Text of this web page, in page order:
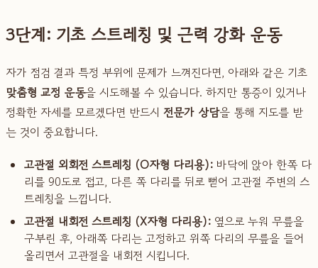
3단계: 기초 스트레칭 및 근력 강화 운동
자가 점검 결과 특정 부위에 문제가 느껴진다면, 아래와 같은 기초
맞춤형 교정 운동을 시도해볼 수 있습니다. 하지만 통증이 있거나
정확한 자세를 모르겠다면 반드시 전문가 상담을 통해 지도를 받
는 것이 중요합니다.
고관절 외회전 스트레칭 (O자형 다리용): 바닥에 앉아 한쪽 다
리를 90도로 접고, 다른 쪽 다리를 뒤로 뻗어 고관절 주변의 스
트레칭을 느낍니다.
고관절 내회전 스트레칭 (X자형 다리용): 옆으로 누워 무릎을
구부린 후, 아래쪽 다리는 고정하고 위쪽 다리의 무릎을 들어
올리면서 고관절을 내회전 시킵니다.